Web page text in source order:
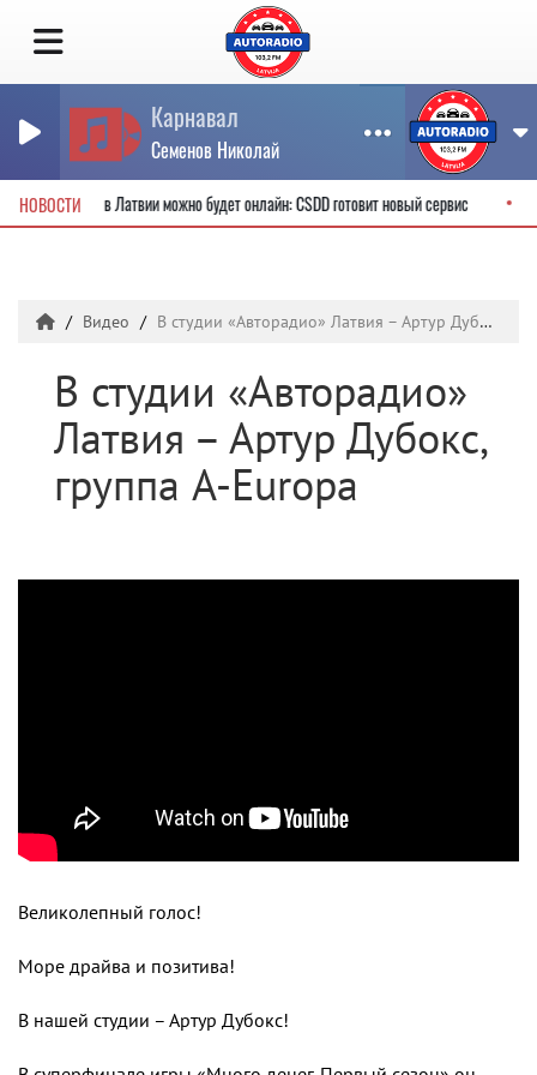
Карнавал
Семенов Николай
НОВОСТИправа в Латвии можно будет онлайн: CSDD готовит новый сервис
Видео В студии «Авторадио» Латвия – Артур Дубокс, группа A-Europa
В студии «Авторадио»
Латвия – Артур Дубокс,
группа A-Europa
Великолепный голос!
Море драйва и позитива!
В нашей студии – Артур Дубокс!